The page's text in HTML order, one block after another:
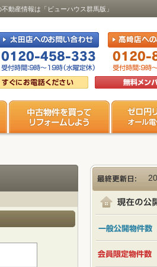
動産情報は「ビューハウス群馬版」